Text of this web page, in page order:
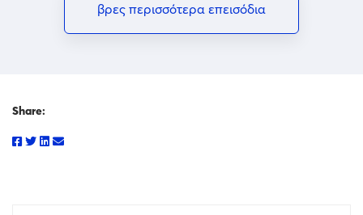
βρες περισσότερα επεισόδια
Share: